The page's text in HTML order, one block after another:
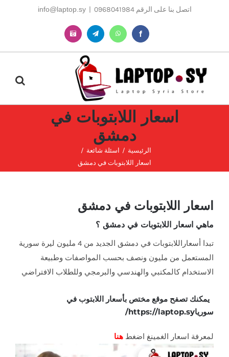
اتصل بنا على الرقم 0968041984 |
info@laptop.sy
Facebook
WhatsApp
Telegram
Instagram
اسعار اللابتوبات في
دمشق
الرئيسية
اسئلة شائعة
اسعار اللابتوبات في دمشق
اسعار اللابتوبات في دمشق
ماهي اسعار اللابتوبات في دمشق ؟
تبدا أسعاراللابتوبات في دمشق الجديد من 4 مليون ليرة سورية
المستعمل من مليون ونصف بحسب المواصفات وطبيعة
الاستخدام كالمكتبي والهندسي والبرمجي وللطلاب الافتراضي
يمكنك تصفح موقع مختص بأسعار اللابتوب في
سورياhttps://laptop.sy/
لمعرفة اسعار الغمينغ اضغط هنا